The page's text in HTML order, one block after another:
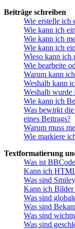
Beiträge schreiben
Wie erstelle ich
Wie kann ich
Wie kann ich
Wie kann ich
Wieso kann ich
Wie bearbeite
Warum kann
Weshalb kann
Weshalb wurde
Wie kann ich
Was bewirkt
eines Beitrags?
Warum muss
Wie markiere
Textformatierung
Was ist
Kann ich
Was sind
Kann ich Bilder
Was sind
Was sind
Was sind
Was sind